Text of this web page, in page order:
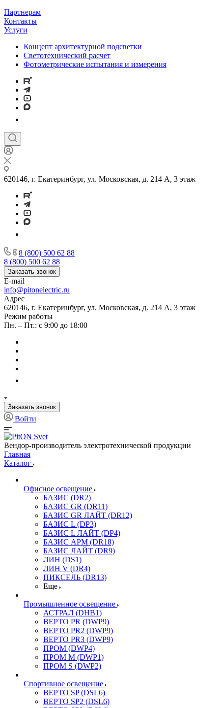
Партнерам
Контакты
Услуги
Концепт архитектурной подсветки
Светотехнический расчет
Фотометрические испытания и измерения
620146, г. Екатеринбург, ул. Московская, д. 214 А, 3 этаж
8 (800) 500 62 88
8 (800) 500 62 88
Заказать звонок
E-mail
info@pitonelectric.ru
Адрес
620146, г. Екатеринбург, ул. Московская, д. 214 А, 3 этаж
Режим работы
Пн. – Пт.: с 9:00 до 18:00
Заказать звонок
Войти
Вендор-производитель электротехнической продукции
Главная
Каталог
Офисное освещение
БАЗИС (DR2)
БАЗИС GR (DR11)
БАЗИС GR ЛАЙТ (DR12)
БАЗИС L (DP3)
БАЗИС L ЛАЙТ (DP4)
БАЗИС АРМ (DR18)
БАЗИС ЛАЙТ (DR9)
ЛИН (DS1)
ЛИН V (DR4)
ПИКСЕЛЬ (DR13)
Еще
Промышленное освещение
АСТРАЛ (DHB1)
ВЕРТО PR (DWP9)
ВЕРТО PR2 (DWP9)
ВЕРТО PR3 (DWP9)
ПРОМ (DWP4)
ПРОМ M (DWP1)
ПРОМ S (DWP2)
Спортивное освещение
ВЕРТО SP (DSL6)
ВЕРТО SP2 (DSL6)